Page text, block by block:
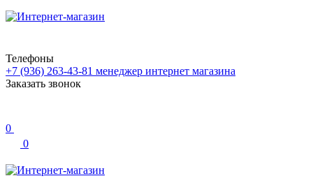
Телефоны
+7 (936) 263-43-81 менеджер интернет магазина
Заказать звонок
0
0